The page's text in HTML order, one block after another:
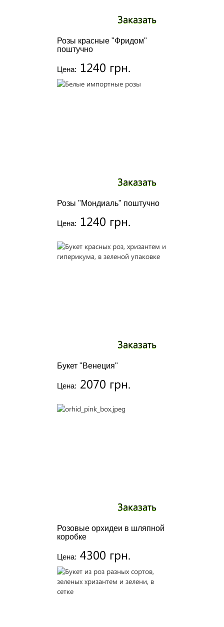
Розы красные "Фридом"
поштучно
Цена: 1240 грн.
Заказать
Розы "Мондиаль" поштучно
Цена: 1240 грн.
Заказать
Букет "Венеция"
Цена: 2070 грн.
Заказать
Розовые орхидеи в шляпной
коробке
Цена: 4300 грн.
Заказать